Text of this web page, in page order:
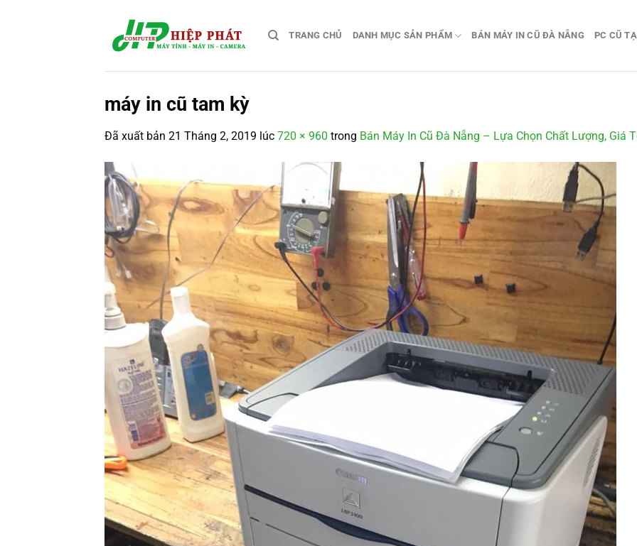
TRANG CHỦ DANH MỤC SẢN PHẨM BÁN MÁY IN CŨ ĐÀ NẴNG PC CŨ
máy in cũ tam kỳ
Đã xuất bản 21 Tháng 2, 2019 lúc 720 × 960 trong Bán Máy In Cũ Đà Nẵng – Lựa Chọn Chất Lượng, Giá